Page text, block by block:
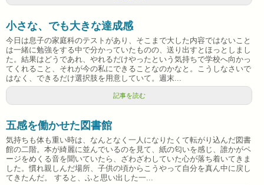
小さな、でも大きな達成感
今日は息子の家庭科のテストがあり、そこまで大した内容ではないこと
は一緒に勉強をする中で分かっていたものの、送り出すとほっとしまし
た。結果はどうであれ、やれるだけやったという気持ちで学校へ向かっ
てくれること、それが今の私にできることなのかなと。こうしなさいで
はなく、できるだけ選択肢を用意していて。週末...
記事を読む
五感を働かせた図書館
気持ちも体も重い時は、なんとなく一人になりたくて転がり込んだ図書
館の二階。本が綺麗に並んでいるのを見て、紙の匂いを感じ、誰かがペ
ージをめくる音を聞いていたら、ざわざわしていた心が落ち着いてきま
した。慣れ親しんだ場所、子供の頃からこうやって自分を真ん中に戻し
てきたんだ。 すると、ふと思い出した一...